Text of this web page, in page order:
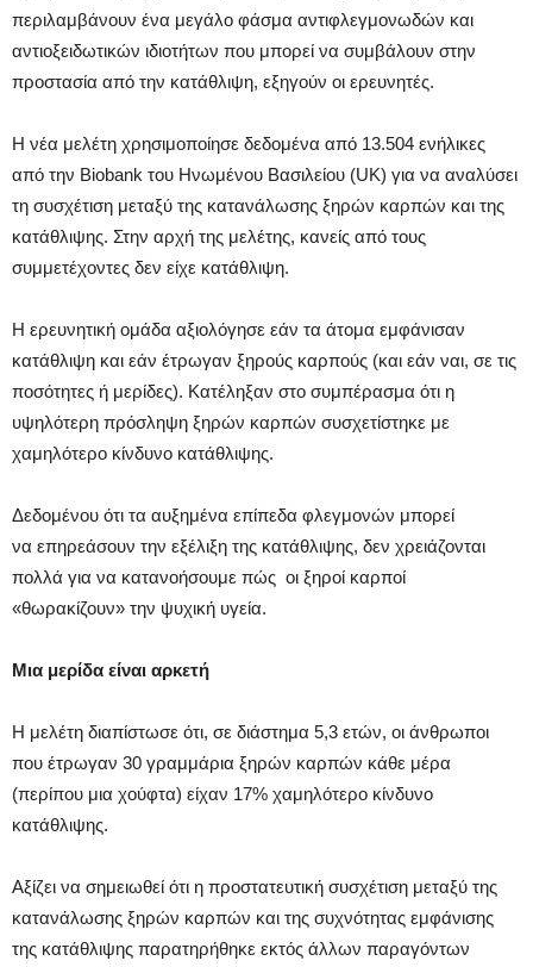
περιλαμβάνουν ένα μεγάλο φάσμα αντιφλεγμονωδών και
αντιοξειδωτικών ιδιοτήτων που μπορεί να συμβάλουν στην
προστασία από την κατάθλιψη, εξηγούν οι ερευνητές.
Η νέα μελέτη χρησιμοποίησε δεδομένα από 13.504 ενήλικες
από την Biobank του Ηνωμένου Βασιλείου (UK) για να αναλύσει
τη συσχέτιση μεταξύ της κατανάλωσης ξηρών καρπών και της
κατάθλιψης. Στην αρχή της μελέτης, κανείς από τους
συμμετέχοντες δεν είχε κατάθλιψη.
Η ερευνητική ομάδα αξιολόγησε εάν τα άτομα εμφάνισαν
κατάθλιψη και εάν έτρωγαν ξηρούς καρπούς (και εάν ναι, σε τις
ποσότητες ή μερίδες). Κατέληξαν στο συμπέρασμα ότι η
υψηλότερη πρόσληψη ξηρών καρπών συσχετίστηκε με
χαμηλότερο κίνδυνο κατάθλιψης.
Δεδομένου ότι τα αυξημένα επίπεδα φλεγμονών μπορεί
να επηρεάσουν την εξέλιξη της κατάθλιψης, δεν χρειάζονται
πολλά για να κατανοήσουμε πώς οι ξηροί καρποί
«θωρακίζουν» την ψυχική υγεία.
Μια μερίδα είναι αρκετή
Η μελέτη διαπίστωσε ότι, σε διάστημα 5,3 ετών, οι άνθρωποι
που έτρωγαν 30 γραμμάρια ξηρών καρπών κάθε μέρα
(περίπου μια χούφτα) είχαν 17% χαμηλότερο κίνδυνο
κατάθλιψης.
Αξίζει να σημειωθεί ότι η προστατευτική συσχέτιση μεταξύ της
κατανάλωσης ξηρών καρπών και της συχνότητας εμφάνισης
της κατάθλιψης παρατηρήθηκε εκτός άλλων παραγόντων